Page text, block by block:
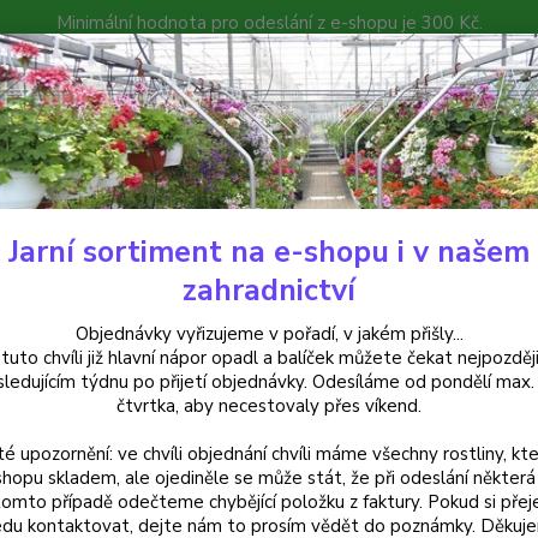
Minimální hodnota pro odeslání z e-shopu je 300 Kč.
můžete čekat nejpozději v následujícím týdnu po přijetí
Poradna Kontakty
Hledat
Africké kopřivy, Coleusy Coleus - africká kopřiva, Wizard Coral Sun -
- africká kopřiva, Wizard
balení
listy s
Jarní sortiment na e-shopu i v našem
zahradnictví
Objednávky vyřizujeme v pořadí, v jakém přišly...
chvíli již hlavní nápor opadl a balíček můžete čekat
týdnu po přijetí objednávky. Odesíláme od pondělí
čtvrtka, aby necestovaly přes víkend.
upozornění: ve chvíli objednání chvíli máme všechny rostliny,
skladem, ale ojediněle se může stát, že při odeslání některá
případě odečteme chybějící položku z faktury. Pokud si
kontaktovat, dejte nám to prosím vědět do poznámky.